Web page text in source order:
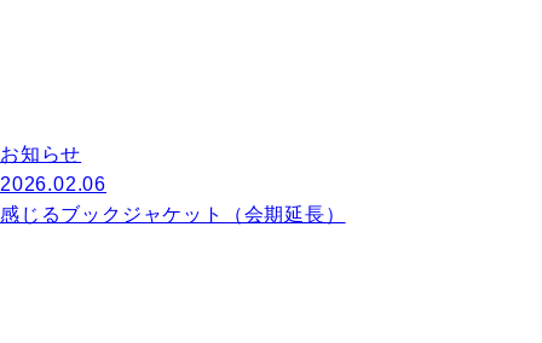
お知らせ
2026.02.06
感じるブックジャケット（会期延長）